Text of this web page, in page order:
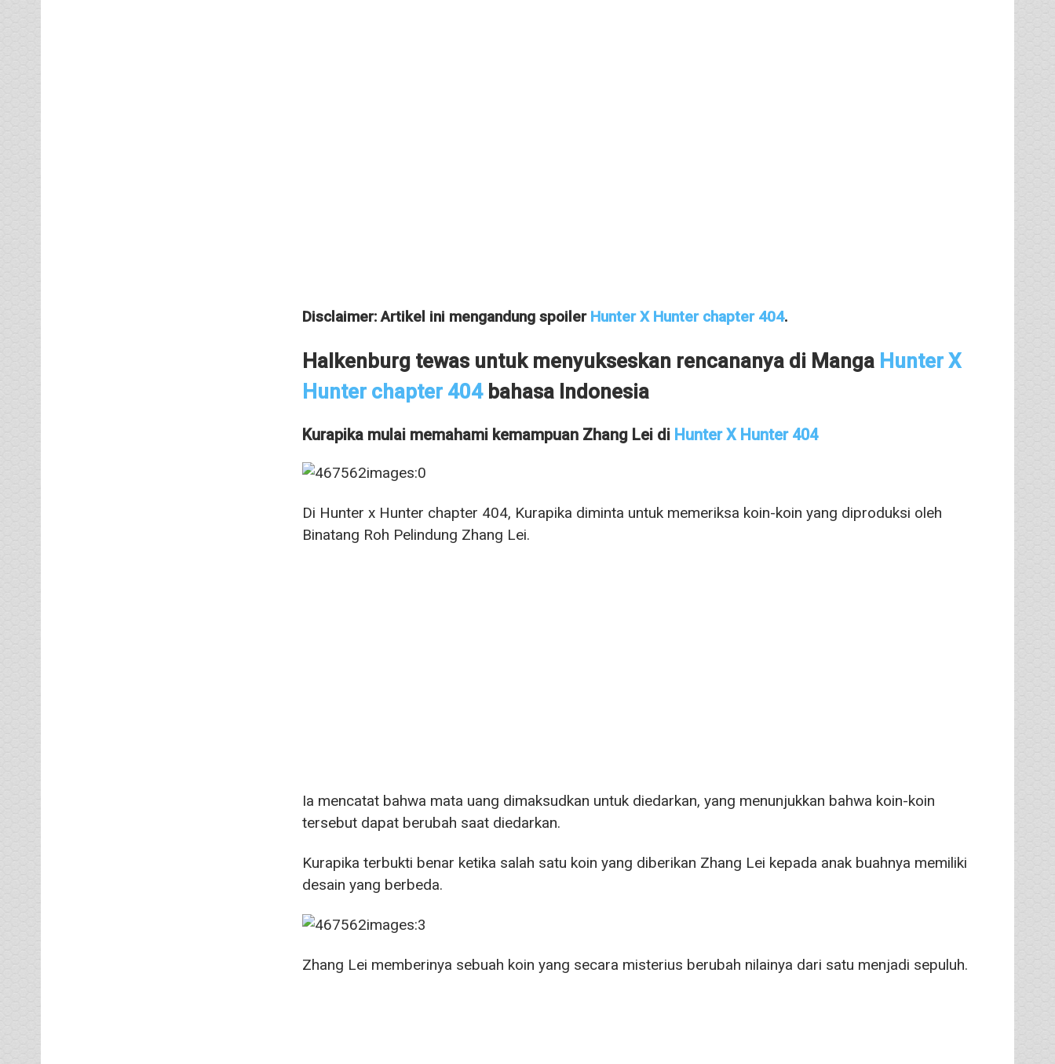
Disclaimer: Artikel ini mengandung spoiler Hunter X Hunter chapter 404.
Halkenburg tewas untuk menyukseskan rencananya di Manga Hunter X
Hunter chapter 404bahasa Indonesia
Kurapika mulai memahami kemampuan Zhang Lei di Hunter X Hunter 404
Di Hunter x Hunter chapter 404, Kurapika diminta untuk memeriksa koin-koin yang diproduksi oleh
Binatang Roh Pelindung Zhang Lei.
Ia mencatat bahwa mata uang dimaksudkan untuk diedarkan, yang menunjukkan bahwa koin-koin
tersebut dapat berubah saat diedarkan.
Kurapika terbukti benar ketika salah satu koin yang diberikan Zhang Lei kepada anak buahnya memiliki
desain yang berbeda.
Zhang Lei memberinya sebuah koin yang secara misterius berubah nilainya dari satu menjadi sepuluh.